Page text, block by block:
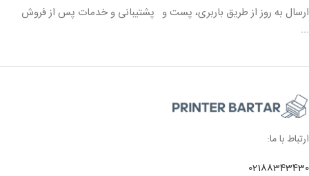
ارسال به روز از طریق باربری، پست و
...
پشتیبانی و خدمات پس از فروش
ارتباط با ما:
02188343430